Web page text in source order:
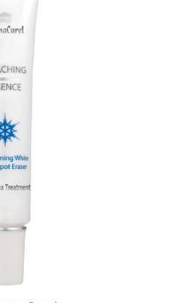
格：
NT$1,135。